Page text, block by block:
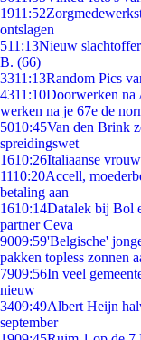
1911:52
ontslagen
511:13Nieuw
B. (66)
3311:13Random Pics
4311:10Doorwerken na
werken na je 67e de
5010:45Van den Brink
spreidingswet
1610:26Italiaanse
1110:20Accell,
betaling aan
1610:14Datalek bij Bol
partner Ceva
9009:59'Belgische'
pakken topless zonnen
7909:56In veel
nieuw
3409:49Albert Heijn
september